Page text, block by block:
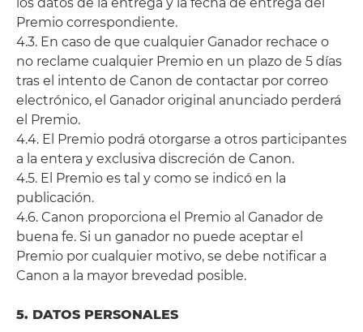
Premio correspondiente.
4.3. En caso de que cualquier Ganador rechace o
no reclame cualquier Premio en un plazo de 5 días
tras el intento de Canon de contactar por correo
electrónico, el Ganador original anunciado perderá
el Premio.
4.4. El Premio podrá otorgarse a otros participantes
a la entera y exclusiva discreción de Canon.
4.5. El Premio es tal y como se indicó en la
publicación.
4.6. Canon proporciona el Premio al Ganador de
buena fe. Si un ganador no puede aceptar el
Premio por cualquier motivo, se debe notificar a
Canon a la mayor brevedad posible.
5. DATOS PERSONALES